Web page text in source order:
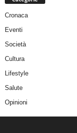
Cronaca
Eventi
Società
Cultura
Lifestyle
Salute
Opinioni